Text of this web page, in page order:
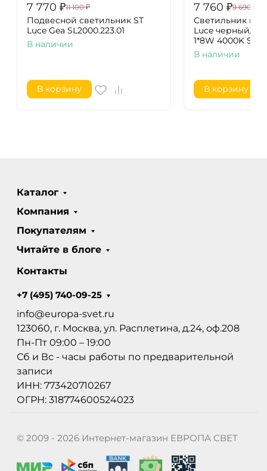
7 770 ₽11 100 ₽
Подвесной светильник ST
Luce Gea SL2000.223.01
В наличии
В корзину
7 760 ₽9 690
Светильник
Luce черный/
1*8W 4000K
В наличии
В корзину
Каталог
Компания
Покупателям
Читайте в блоге
Контакты
+7 (495) 740-09-25
info@europa-svet.ru
123060, г. Москва, ул. Расплетина, д.24, оф.208
Пн-Пт 09:00 – 19:00
Сб и Вс - часы работы по предварительной
записи
ИНН: 773420710267
ОГРН: 318774600524023
© 2009 - 2026 Интернет-магазин ЕВРОПА СВЕТ